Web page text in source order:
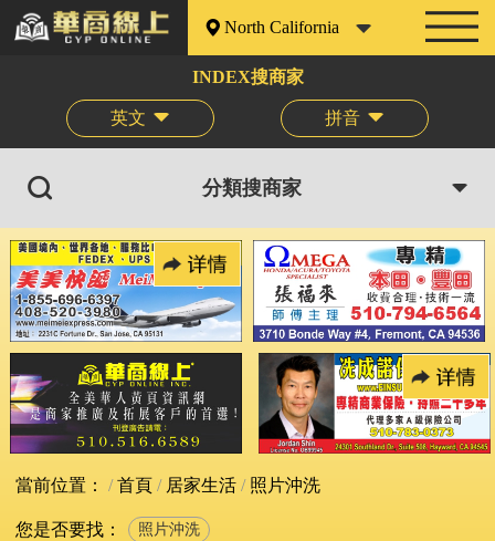
North California
INDEX搜商家
英文 拼音
分類搜商家
當前位置： 首頁 居家生活 照片沖洗
您是否要找： 照片沖洗